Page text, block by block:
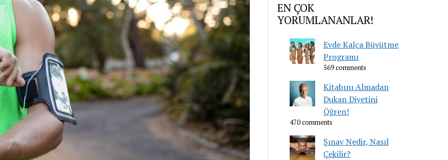
EN ÇOK
YORUMLANANLAR!
Evde Kalça Büyütme
Programı
569 comments
Kitabını Almadan
Dukan Diyetini
Öğren!
470 comments
Şınav Nedir, Nasıl
Çekilir?